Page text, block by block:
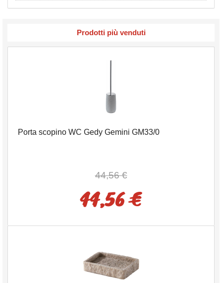
Prodotti più venduti
Porta scopino WC Gedy Gemini GM33/0
44,56 €
44,56 €